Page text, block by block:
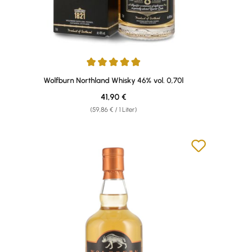
Durchschnittliche Bewertung von 4.88 von 5 Sternen
Wolfburn Northland Whisky 46% vol. 0,70l
(59,86 € / 1 Liter)
Regulärer Preis:
41,90 €